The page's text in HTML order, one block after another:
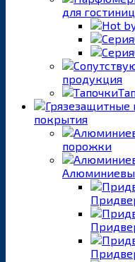
для гостиниц
продукция
покрытия
порожки